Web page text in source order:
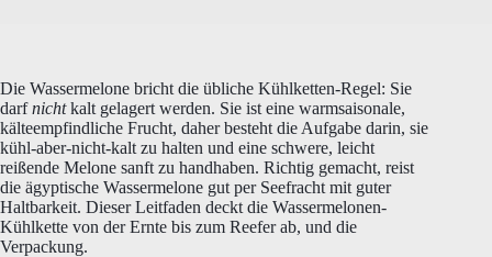
Die Wassermelone bricht die übliche Kühlketten-Regel: Sie
darfnichtkalt gelagert werden. Sie ist eine warmsaisonale,
kälteempfindliche Frucht, daher besteht die Aufgabe darin, sie
kühl-aber-nicht-kalt zu halten und eine schwere, leicht
reißende Melone sanft zu handhaben. Richtig gemacht, reist
die ägyptische Wassermelone gut per Seefracht mit guter
Haltbarkeit. Dieser Leitfaden deckt die Wassermelonen-
Kühlkette von der Ernte bis zum Reefer ab, und die
Verpackung.